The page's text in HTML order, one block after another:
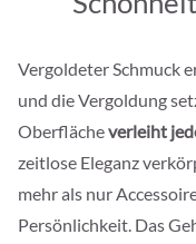
Vergoldeter Schmuck
und die Vergoldung
Oberflächeverleiht
zeitlose Eleganz
mehr als nur
Persönlichkeit. Das